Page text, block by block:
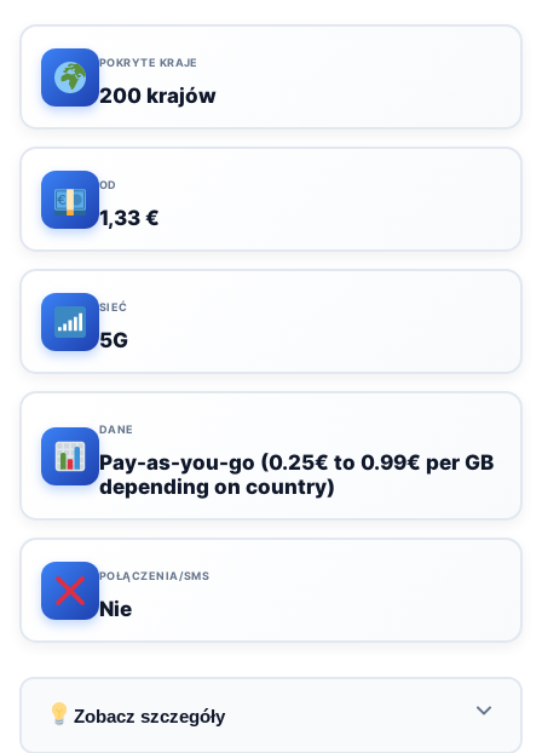
POKRYTE KRAJE
200 krajów
OD
1,33 €
SIEĆ
5G
DANE
Pay-as-you-go (0.25€ to 0.99€ per GB
depending on country)
POŁĄCZENIA/SMS
Nie
Zobacz szczegóły